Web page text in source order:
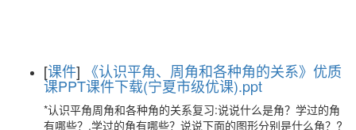
[课件] 《认识平角、周角和各种角的关系》优质
课PPT课件下载(宁夏市级优课).ppt
*认识平角周角和各种角的关系复习:说说什么是角？学过的角
有哪些？.学过的角有哪些？说说下面的图形分别是什么角？?